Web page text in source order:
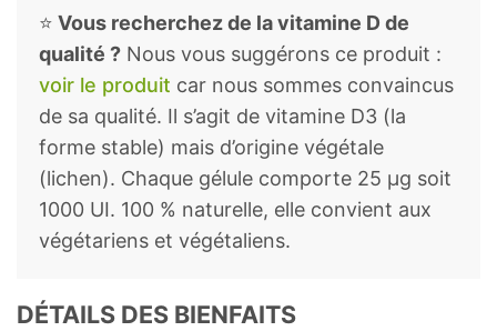
⭐ Vous recherchez de la vitamine D de
qualité ? Nous vous suggérons ce produit :
voir le produit car nous sommes convaincus
de sa qualité. Il s’agit de vitamine D3 (la
forme stable) mais d’origine végétale
(lichen). Chaque gélule comporte 25 μg soit
1000 UI. 100 % naturelle, elle convient aux
végétariens et végétaliens.
DÉTAILS DES BIENFAITS